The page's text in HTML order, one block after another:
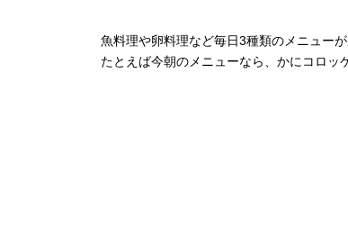
魚料理や卵料理など毎日3種類のメニュー
たとえば今朝のメニューなら、かにコロッ